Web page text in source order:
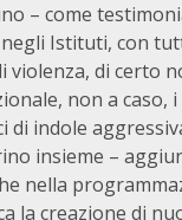
– come
Istituti, con
di certo
non a
indole
insieme –
nella
la creazione di